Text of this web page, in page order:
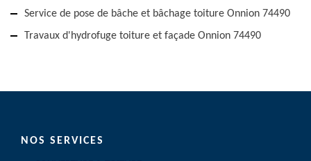
Service de pose de bâche et bâchage toiture Onnion 74490
Travaux d'hydrofuge toiture et façade Onnion 74490
NOS SERVICES